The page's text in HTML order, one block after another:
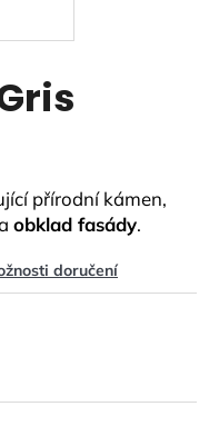
přírodní kámen,
obklad fasády.
doručení